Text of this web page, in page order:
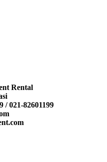
Rental
/ 021-82601199